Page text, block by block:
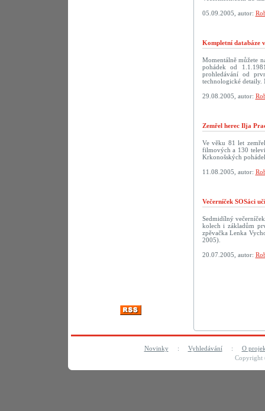
05.09.2005, autor:
Kompletní databáze
Momentálně můžete
pohádek od
prohledávání od
technologické detaily.
29.08.2005, autor:
Zemřel herec Ilja
Ve věku 81 let
filmových a 130
Krkonošských
11.08.2005, autor:
Večerníček SOSáci
Sedmidílný
kolech i základům
zpěvačka Lenka
2005).
20.07.2005, autor:
Novinky: Vyhledávání: O
Copyright